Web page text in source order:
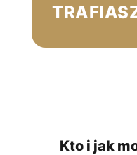
Kto i jak